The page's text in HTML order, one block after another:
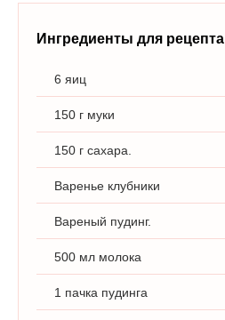
Ингредиенты для рецепта
6 яиц
150 г муки
150 г сахара.
Варенье клубники
Вареный пудинг.
500 мл молока
1 пачка пудинга